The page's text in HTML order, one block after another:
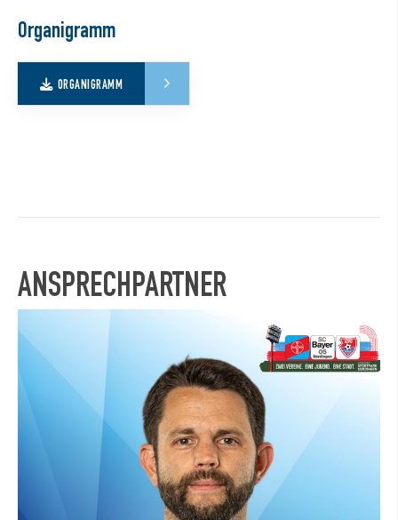
Organigramm
ORGANIGRAMM
ANSPRECHPARTNER